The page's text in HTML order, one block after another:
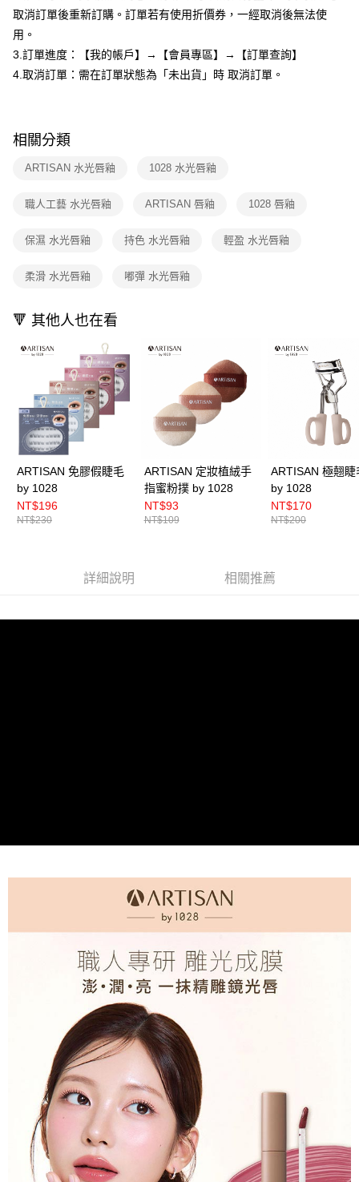
AFTEE先享後付是「在收到商品之後才付款」的支付方式。 讓您購物簡單
便利好安心！
１．簡單：不需註冊會員、不需綁卡、不需儲值。
２．便利：只要手機號碼，簡訊認證，即可結帳。
２．訂單成立數日內，您將收到繳費通知簡訊。
ATM／網路銀行／等多元方式進行付款，方視為交易完成。
後付繳納相關費用。
是否繳費成功／繳費後需取消欲退款等相關疑問，請聯繫「AFTEE先享後付
【注意事項】
易，需依本服務之必要範圍內提供個人資料，並將交易相關給付款項請求債
權轉讓予恩沛科技股份有限公司。
https://aftee.tw/terms/#terms3
３．未成年的使用者請事先徵得法定代理人或監護人之同意方可使用
「AFTEE先享後付」，若未經同意申辦者引起之損失，本公司不負相關責
任。
４．使用「AFTEE先享後付」時，將依據個別帳號之用戶狀況，依本公司即
時審查核予不同之上限額度；若仍有額度不足之情形，本公司將視審查結果
請求用戶進行身份認證。
５．嚴禁一人註冊多個帳號或使用他人資訊註冊。若發現惡意使用之情形，
恩沛科技股份有限公司將有權停止該用戶之使用額度並採取法律行動。
全家取貨付款
每筆NT$80，滿NT$599(含以上)免運費
7-11取貨付款
每筆NT$80，滿NT$599(含以上)免運費
宅配
國家/地區配送（宇迅）
取消訂單後重新訂購。訂單若有使用折價券，一經取消後無法使
用。
3.訂單進度：【我的帳戶】→【會員專區】→【訂單查詢】
4.取消訂單：需在訂單狀態為「未出貨」時 取消訂單。
相關分類
ARTISAN 水光唇釉 1028 水光唇釉
職人工藝 水光唇釉 ARTISAN 唇釉 1028 唇釉
保濕 水光唇釉 持色 水光唇釉 輕盈 水光唇釉
柔滑 水光唇釉 嘟彈 水光唇釉
🔻 其他人也在看
ARTISAN 免膠假睫毛
by 1028
NT$196
NT$230
ARTISAN 定妝植絨手
指蜜粉撲 by 1028
NT$93
NT$109
ARTISAN 極翹睫
by 1028
NT$170
NT$200
詳細說明 相關推薦